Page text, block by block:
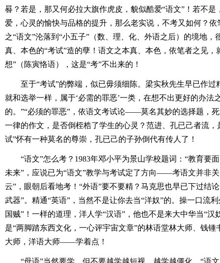
晷？若是，那又何必拉大旗作虎皮，貌似酷爱“语文”！若不是
爱，心灵的愉快与品格的提升，那么老实说，不考又如何？
之“语文”沦落到“小五子”（数、理、化、外语之后）的境地，
真、本色的“考试”造的孽！语文之本真、本色，依笔者之见，
想”（陈寅恪语），这是“考”不出来的！
至于“考试”的弊端，似已毋须细陈。梁实秋先生早已作过
就和选举一样，属于‘必需的罪恶’一类，在想不出更好的办法
的。”“必须的罪恶”，依语文考试论――莫名其妙的选择题，
一律的作文，是否倒桎梏了学生的心灵？范进、孔已己者流
试”怀有一种莫名的尊崇，孔已己的子孙倒代有传人了！
“语文”怎么考？1983年邓小平为景山学校题词：“教育要
未来”，应说已为“语文”教学与考试定了方向――考语文并非
云”，眼朝后看地考！“外语”要不要精？马克思也早已下过结
武器”。精通“英语”，当然不是让你去当“洋奴”的。操一口流
国贼”！一样的道理，洋人学“汉语”，他也不是来大中华当“
是“两脚踏东西文化，一心评宇宙文章”的林语堂林大师、钱
大师，洋语大师――学着点！
“母语”当然要学，但不要越学越短视，越学越僵化。“语